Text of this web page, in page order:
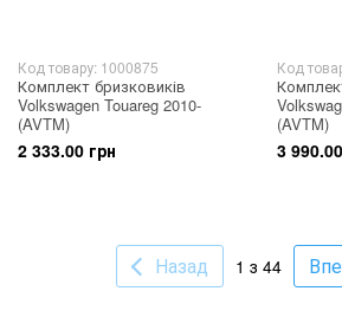
Код товару: 1000875
Комплект бризковиків
Volkswagen Touareg 2010-
(AVTM)
2 333.00 грн
Код
(AVTM)
3
Назад 1 з 44